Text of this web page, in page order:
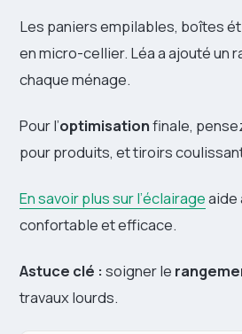
Les paniers empilables, boîtes
en micro-cellier. Léa a ajouté un
chaque ménage.
Pour l’optimisationfinale,
pour produits, et tiroirs
En savoir plus sur l’éclairageaide
confortable et efficace.
Astuce clé : soigner le
travaux lourds.